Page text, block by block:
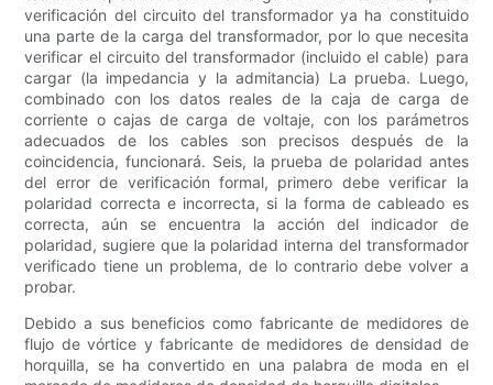
verificación del circuito del transformador ya ha constituido
una parte de la carga del transformador, por lo que necesita
verificar el circuito del transformador (incluido el cable) para
cargar (la impedancia y la admitancia) La prueba. Luego,
combinado con los datos reales de la caja de carga de
corriente o cajas de carga de voltaje, con los parámetros
adecuados de los cables son precisos después de la
coincidencia, funcionará. Seis, la prueba de polaridad antes
del error de verificación formal, primero debe verificar la
polaridad correcta e incorrecta, si la forma de cableado es
correcta, aún se encuentra la acción del indicador de
polaridad, sugiere que la polaridad interna del transformador
verificado tiene un problema, de lo contrario debe volver a
probar.
Debido a sus beneficios como fabricante de medidores de
flujo de vórtice y fabricante de medidores de densidad de
horquilla, se ha convertido en una palabra de moda en el